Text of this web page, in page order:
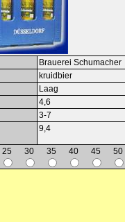
Brauerei Schumacher
kruidbier
Laag
4,6
3-7
9,4
25 30 35 40 45 50